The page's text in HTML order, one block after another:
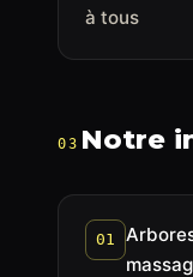
à tous
03 Notre
01